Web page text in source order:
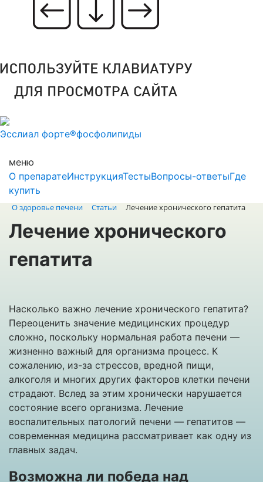
Эсслиал форте®фосфолипиды
меню
О препаратеИнструкцияТестыВопросы-ответыГде
купить
О здоровье печени Статьи Лечение хронического гепатита
Лечение хронического
гепатита
Насколько важно лечение хронического гепатита?
Переоценить значение медицинских процедур
сложно, поскольку нормальная работа печени —
жизненно важный для организма процесс. К
сожалению, из-за стрессов, вредной пищи,
алкоголя и многих других факторов клетки печени
страдают. Вслед за этим хронически нарушается
состояние всего организма. Лечение
воспалительных патологий печени — гепатитов —
современная медицина рассматривает как одну из
главных задач.
Возможна ли победа над